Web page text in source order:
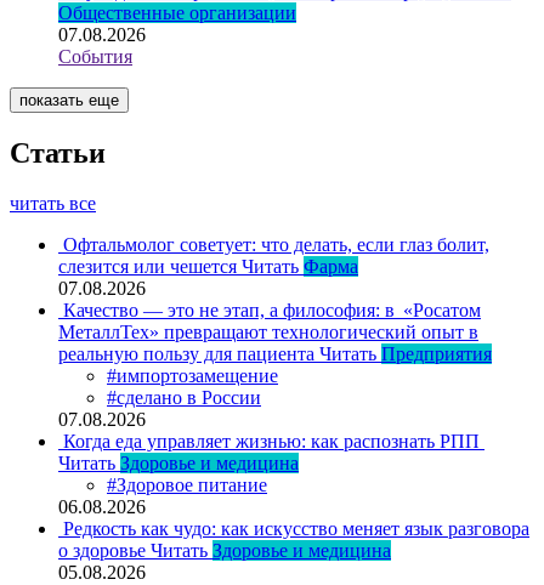
Общественные организации
07.08.2026
События
показать еще
Статьи
читать все
Офтальмолог советует: что делать, если глаз болит,
слезится или чешется Читать Фарма
07.08.2026
Качество — это не этап, а философия: в «Росатом
МеталлТех» превращают технологический опыт в
реальную пользу для пациента Читать Предприятия
#импортозамещение
#сделано в России
07.08.2026
Когда еда управляет жизнью: как распознать РПП
Читать Здоровье и медицина
#Здоровое питание
06.08.2026
Редкость как чудо: как искусство меняет язык разговора
о здоровье Читать Здоровье и медицина
05.08.2026